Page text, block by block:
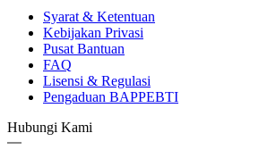
Syarat & Ketentuan
Kebijakan Privasi
Pusat Bantuan
FAQ
Lisensi & Regulasi
Pengaduan BAPPEBTI
Hubungi Kami